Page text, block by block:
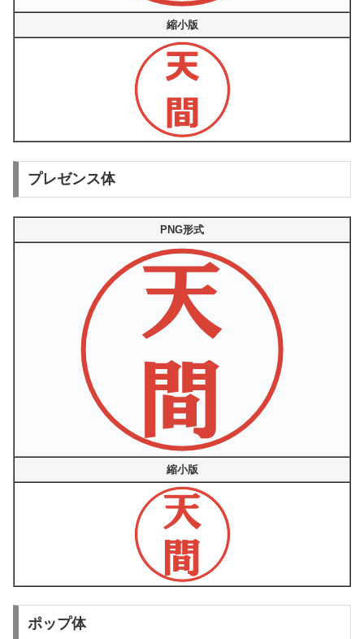
縮小版
プレゼンス体
PNG形式
縮小版
ポップ体